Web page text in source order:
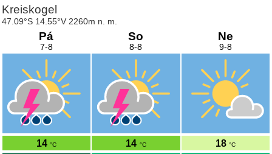
Kreiskogel
47.09°S 14.55°V 2260m n. m.
Pá
7-8
14 °C
So
8-8
14 °C
Ne
9-8
18 °C